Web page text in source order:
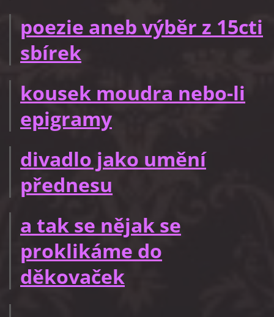
poezie aneb výběr z 15cti
sbírek
kousek moudra nebo-li
epigramy
divadlo jako umění
přednesu
a tak se nějak se
proklikáme do
děkovaček